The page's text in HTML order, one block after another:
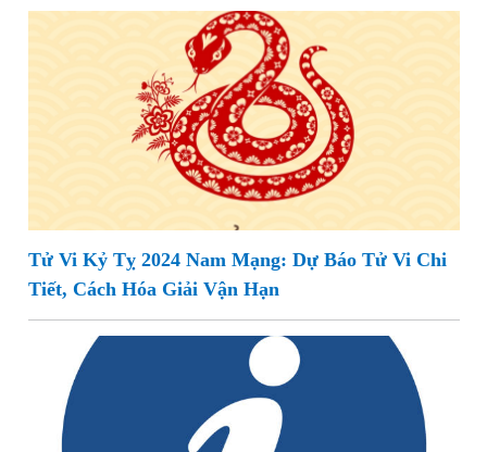
Tử Vi Kỷ Tỵ 2024 Nam Mạng: Dự Báo Tử Vi Chi
Tiết, Cách Hóa Giải Vận Hạn